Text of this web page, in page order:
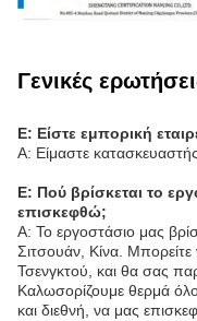
Γενικές
Ε: Είστε εμπορική
Α: Είμαστε
Ε: Πού βρίσκεται το
επισκεφθώ;
Α: Το εργοστάσιο μας
Σιτσουάν, Κίνα.
Τσενγκτού, και θα σας
Καλωσορίζουμε θερμά
και διεθνή, να μας